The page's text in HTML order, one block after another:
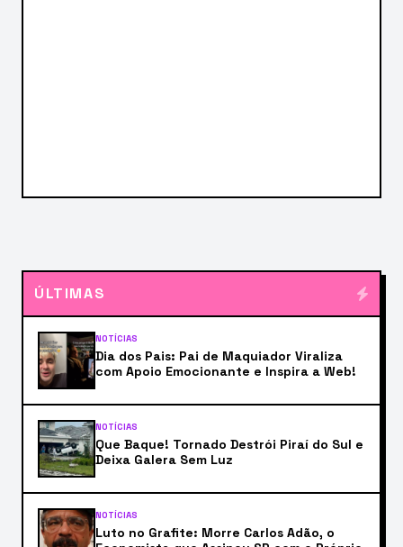
ÚLTIMAS
NOTÍCIAS
Dia dos Pais: Pai de Maquiador Viraliza
com Apoio Emocionante e Inspira a Web!
NOTÍCIAS
Que Baque! Tornado Destrói Piraí do Sul e
Deixa Galera Sem Luz
NOTÍCIAS
Luto no Grafite: Morre Carlos Adão, o